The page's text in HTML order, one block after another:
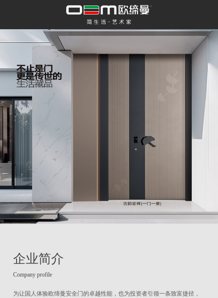
企业简介
Company profile
为让国人体验欧缔曼安全门的卓越性能，也为投资者引领一条致富捷径，